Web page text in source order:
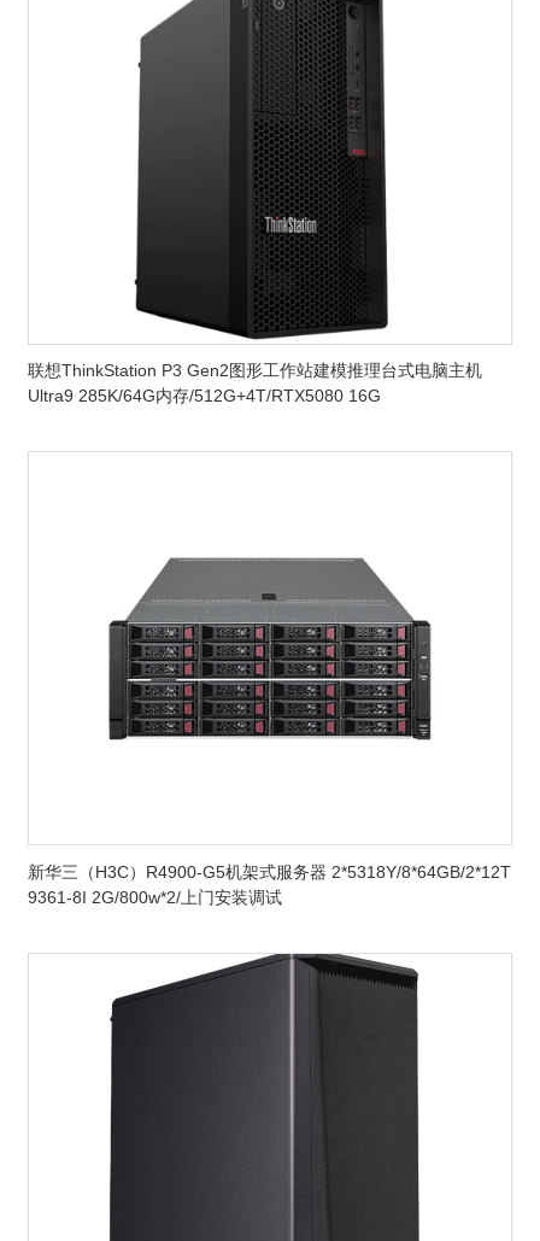
联想ThinkStation P3 Gen2图形工作站建模推理台式电脑主机
Ultra9 285K/64G内存/512G+4T/RTX5080 16G
新华三（H3C）R4900-G5机架式服务器 2*5318Y/8*64GB/2*12T
9361-8I 2G/800w*2/上门安装调试